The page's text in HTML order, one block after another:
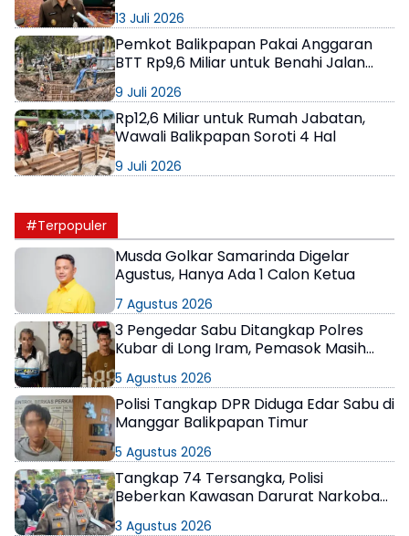
13 Juli 2026
Pemkot Balikpapan Pakai Anggaran
BTT Rp9,6 Miliar untuk Benahi Jalan
9 Juli 2026
Rp12,6 Miliar untuk Rumah Jabatan,
Wawali Balikpapan Soroti 4 Hal
9 Juli 2026
#Terpopuler
Musda Golkar Samarinda Digelar
Agustus, Hanya Ada 1 Calon Ketua
7 Agustus 2026
3 Pengedar Sabu Ditangkap Polres
Kubar di Long Iram, Pemasok Masih
5 Agustus 2026
Polisi Tangkap DPR Diduga Edar Sabu di
Manggar Balikpapan Timur
5 Agustus 2026
Tangkap 74 Tersangka, Polisi
Beberkan Kawasan Darurat Narkoba
3 Agustus 2026